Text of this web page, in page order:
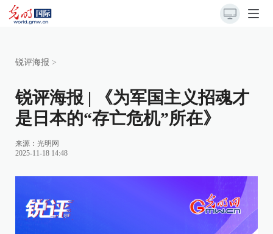
锐评海报 >
锐评海报 | 《为军国主义招魂才
是日本的“存亡危机”所在》
来源： 光明网
2025-11-18 14:48